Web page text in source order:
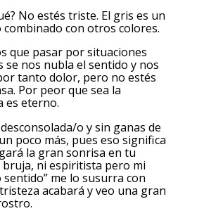
No estés triste. El gris es un
con otros colores.
que pasar por situaciones
se nos nubla el sentido y nos
tanto dolor, pero no estés
Por peor que sea la
es eterno.
o y sin ganas de
poco más, pues eso significa
la gran sonrisa en tu
ni espiritista pero mi
sentido” me lo susurra con
acabará y veo una gran